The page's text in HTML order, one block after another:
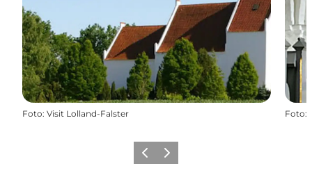
Foto: Visit Lolland-Falster Foto:
Vorige Volgende